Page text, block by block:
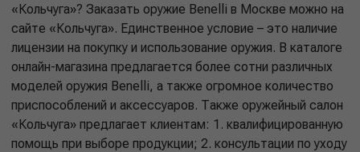
«Кольчуга»? Заказать оружие Benelli в Москве можно на
сайте «Кольчуга». Единственное условие – это наличие
лицензии на покупку и использование оружия. В каталоге
онлайн-магазина предлагается более сотни различных
моделей оружия Benelli, а также огромное количество
приспособлений и аксессуаров. Также оружейный салон
«Кольчуга» предлагает клиентам: 1. квалифицированную
помощь при выборе продукции; 2. консультации по уходу